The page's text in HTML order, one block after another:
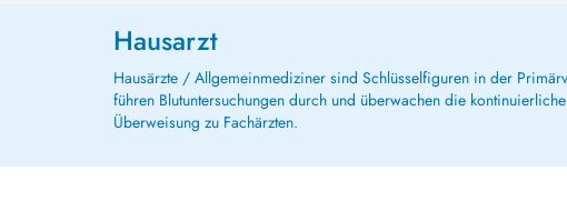
Hausarzt
Hausärzte / Allgemeinmediziner sind Schlüsselfiguren in der
führen Blutuntersuchungen durch und überwachen die
Überweisung zu Fachärzten.